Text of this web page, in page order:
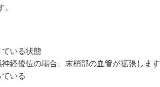
いる状態
経優位の場合、末梢部の血管が拡張します
いる